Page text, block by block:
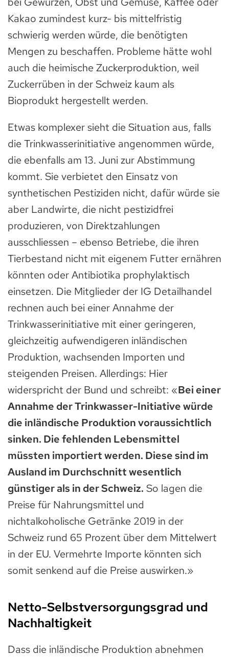
Kakao zumindest kurz- bis mittelfristig
schwierig werden würde, die benötigten
Mengen zu beschaffen. Probleme hätte wohl
auch die heimische Zuckerproduktion, weil
Zuckerrüben in der Schweiz kaum als
Bioprodukt hergestellt werden.
Etwas komplexer sieht die Situation aus, falls
die Trinkwasserinitiative angenommen würde,
die ebenfalls am 13. Juni zur Abstimmung
kommt. Sie verbietet den Einsatz von
synthetischen Pestiziden nicht, dafür würde sie
aber Landwirte, die nicht pestizidfrei
produzieren, von Direktzahlungen
ausschliessen – ebenso Betriebe, die ihren
Tierbestand nicht mit eigenem Futter ernähren
könnten oder Antibiotika prophylaktisch
einsetzen. Die Mitglieder der IG Detailhandel
rechnen auch bei einer Annahme der
Trinkwasserinitiative mit einer geringeren,
gleichzeitig aufwendigeren inländischen
Produktion, wachsenden Importen und
steigenden Preisen. Allerdings: Hier
widerspricht der Bund und schreibt: «Bei einer
Annahme der Trinkwasser-Initiative würde
die inländische Produktion voraussichtlich
sinken. Die fehlenden Lebensmittel
müssten importiert werden. Diese sind im
Ausland im Durchschnitt wesentlich
günstiger als in der Schweiz. So lagen die
Preise für Nahrungsmittel und
nichtalkoholische Getränke 2019 in der
Schweiz rund 65 Prozent über dem Mittelwert
in der EU. Vermehrte Importe könnten sich
somit senkend auf die Preise auswirken.»
Netto-Selbstversorgungsgrad und
Nachhaltigkeit
Dass die inländische Produktion abnehmen